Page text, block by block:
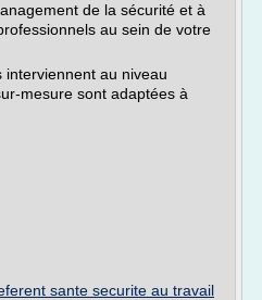
de la sécurité et à
au sein de votre
interviennent au niveau
mesure sont adaptées à
sante securite au travail